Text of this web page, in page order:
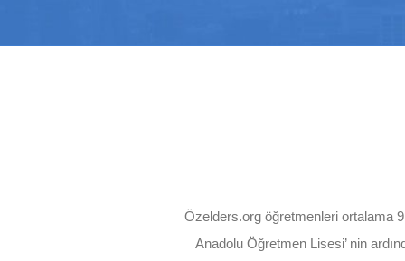
Özelders.org öğretmenleri ortalama
Anadolu Öğretmen Lisesi’ nin